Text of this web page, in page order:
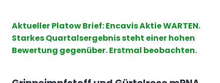
Aktueller Platow Brief: Encavis Aktie WARTEN.
Starkes Quartalsergebnis steht einer hohen
Bewertung gegenüber. Erstmal beobachten.